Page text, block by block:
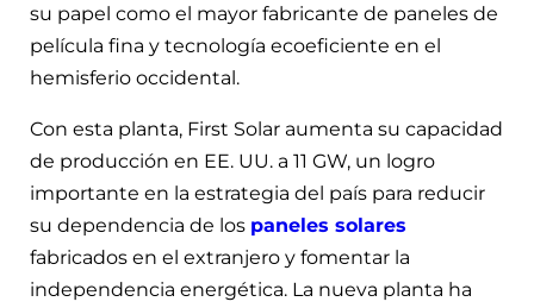
su papel como el mayor fabricante de paneles de
película fina y tecnología ecoeficiente en el
hemisferio occidental.
Con esta planta, First Solar aumenta su capacidad
de producción en EE. UU. a 11 GW, un logro
importante en la estrategia del país para reducir
su dependencia de los paneles solares
fabricados en el extranjero y fomentar la
independencia energética. La nueva planta ha